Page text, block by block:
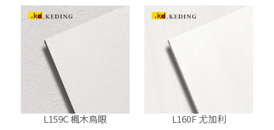
L159C 楓木鳥眼
L160F 尤加利